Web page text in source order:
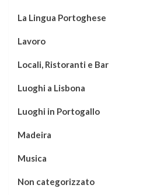
La Lingua Portoghese
Lavoro
Locali, Ristoranti e Bar
Luoghi a Lisbona
Luoghi in Portogallo
Madeira
Musica
Non categorizzato